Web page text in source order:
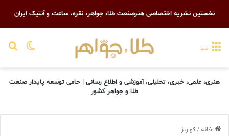
نخستین نشریه اختصاصی هنرصنعت طلا، جواهر، نقره، ساعت و آنتیک ایران
تغییر منو
هنری، علمی، خبری، تحلیلی، آموزشی و اطلاع رسانی | حامی توسعه پایدار صنعت
طلا و جواهر کشور
خانه/ کوارتز